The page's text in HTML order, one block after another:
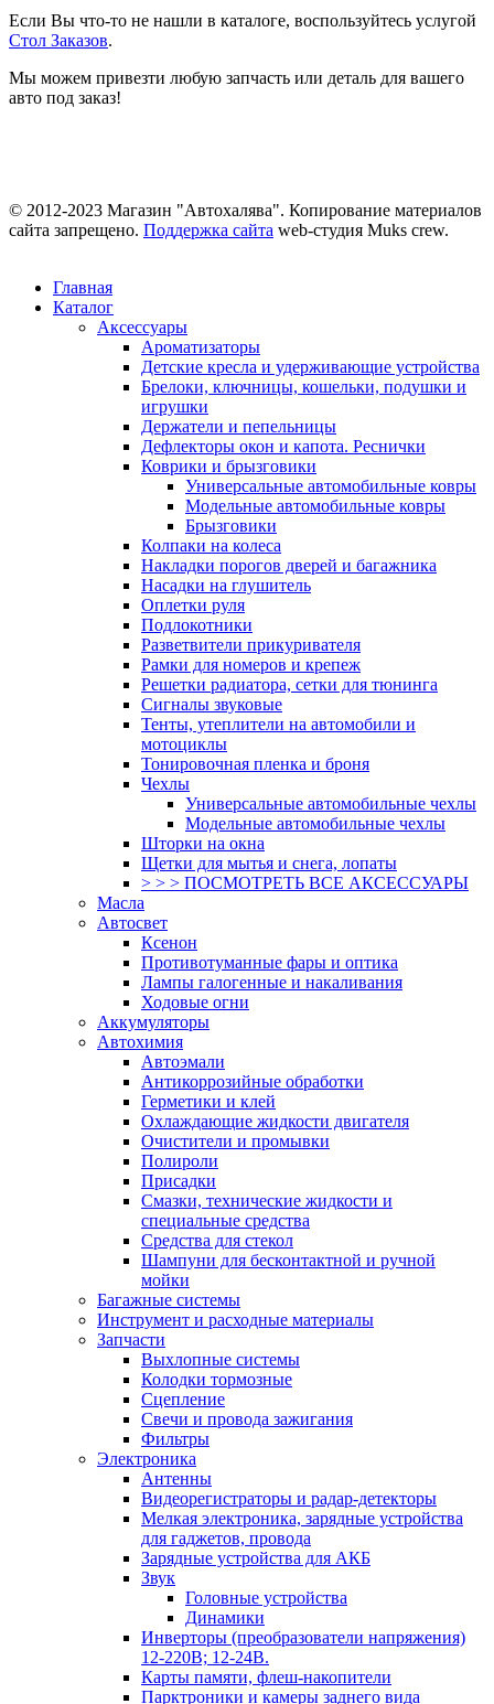
Если Вы что-то не нашли в каталоге, воспользуйтесь услугой
Стол Заказов.
Мы можем привезти любую запчасть или деталь для вашего
авто под заказ!
© 2012-2023 Магазин "Автохалява". Копирование материалов
сайта запрещено. Поддержка сайта web-студия Muks crew.
Главная
Каталог
Аксессуары
Ароматизаторы
Детские кресла и удерживающие устройства
Брелоки, ключницы, кошельки, подушки и
игрушки
Держатели и пепельницы
Дефлекторы окон и капота. Реснички
Коврики и брызговики
Универсальные автомобильные ковры
Модельные автомобильные ковры
Брызговики
Колпаки на колеса
Накладки порогов дверей и багажника
Насадки на глушитель
Оплетки руля
Подлокотники
Разветвители прикуривателя
Рамки для номеров и крепеж
Решетки радиатора, сетки для тюнинга
Сигналы звуковые
Тенты, утеплители на автомобили и
мотоциклы
Тонировочная пленка и броня
Чехлы
Универсальные автомобильные чехлы
Модельные автомобильные чехлы
Шторки на окна
Щетки для мытья и снега, лопаты
> > > ПОСМОТРЕТЬ ВСЕ АКСЕССУАРЫ
Масла
Автосвет
Ксенон
Противотуманные фары и оптика
Лампы галогенные и накаливания
Ходовые огни
Аккумуляторы
Автохимия
Автоэмали
Антикоррозийные обработки
Герметики и клей
Охлаждающие жидкости двигателя
Очистители и промывки
Полироли
Присадки
Смазки, технические жидкости и
специальные средства
Средства для стекол
Шампуни для бесконтактной и ручной
мойки
Багажные системы
Инструмент и расходные материалы
Запчасти
Выхлопные системы
Колодки тормозные
Сцепление
Свечи и провода зажигания
Фильтры
Электроника
Антенны
Видеорегистраторы и радар-детекторы
Мелкая электроника, зарядные устройства
для гаджетов, провода
Зарядные устройства для АКБ
Звук
Головные устройства
Динамики
Инверторы (преобразователи напряжения)
12-220В; 12-24В.
Карты памяти, флеш-накопители
Парктроники и камеры заднего вида